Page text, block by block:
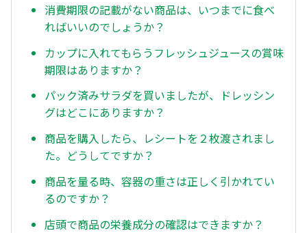
消費期限の記載がない商品は、いつまでに食べ
ればいいのでしょうか？
カップに入れてもらうフレッシュジュースの賞味
期限はありますか？
パック済みサラダを買いましたが、ドレッシン
グはどこにありますか？
商品を購入したら、レシートを２枚渡されまし
た。どうしてですか？
商品を量る時、容器の重さは正しく引かれてい
るのですか？
店頭で商品の栄養成分の確認はできますか？